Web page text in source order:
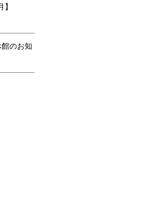
のお知